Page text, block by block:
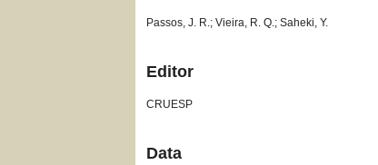
Passos, J. R.; Vieira, R. Q.; Saheki, Y.
Editor
CRUESP
Data